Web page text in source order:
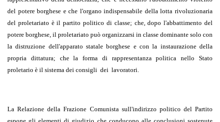
del potere borghese e che l'organo indispensa­bile della lotta rivoluzionaria
del proletariato è il partito politico di classe; che, dopo l'abbattimento del
potere borghese, il proletariato può organizzarsi in classe dominante solo con
la distruzione dell'apparato statale borghese e con la instaurazione della
propria dittatura; che la forma di rappresentanza politica nello Stato
proletario è il sistema dei consigli dei lavoratori.
La Relazione della Frazione Comunista sull'indirizzo politico del Partito